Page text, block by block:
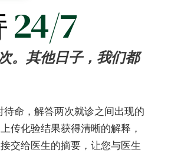
24/7
。其他日子，我们都
命，解答两次就诊之间出现的
传化验结果获得清晰的解释，
交给医生的摘要，让您与医生